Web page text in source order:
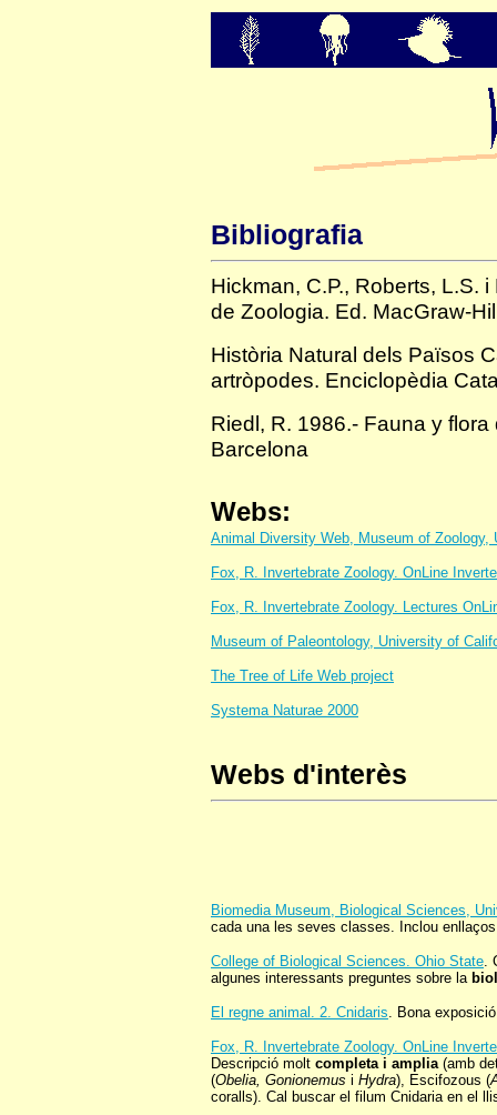
Bibliografia
Hickman, C.P., Roberts, L.S.
de Zoologia. Ed. MacGraw-
Història Natural dels Països
artròpodes. Enciclopèdia
Riedl, R. 1986.- Fauna y
Barcelona
Webs:
Animal Diversity Web, Museum of
Fox, R. Invertebrate Zoology. OnLine
Fox, R. Invertebrate Zoology. Lectures
Museum of Paleontology, University of
The Tree of Life Web project
Systema Naturae 2000
Webs d'interès
Biomedia Museum, Biological Sciences,
cada una les seves classes. Inclou
College of Biological Sciences. Ohio State.
algunes interessants preguntes sobre la
El regne animal. 2. Cnidaris. Bona
Fox, R. Invertebrate Zoology. OnLine
Descripció molt completa i amplia(amb
(Obelia, Gonionemus i Hydra), Escifozous (
coralls). Cal buscar el filum Cnidaria en el